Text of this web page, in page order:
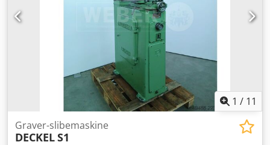
1 / 11
Graver-slibemaskine
DECKELS1